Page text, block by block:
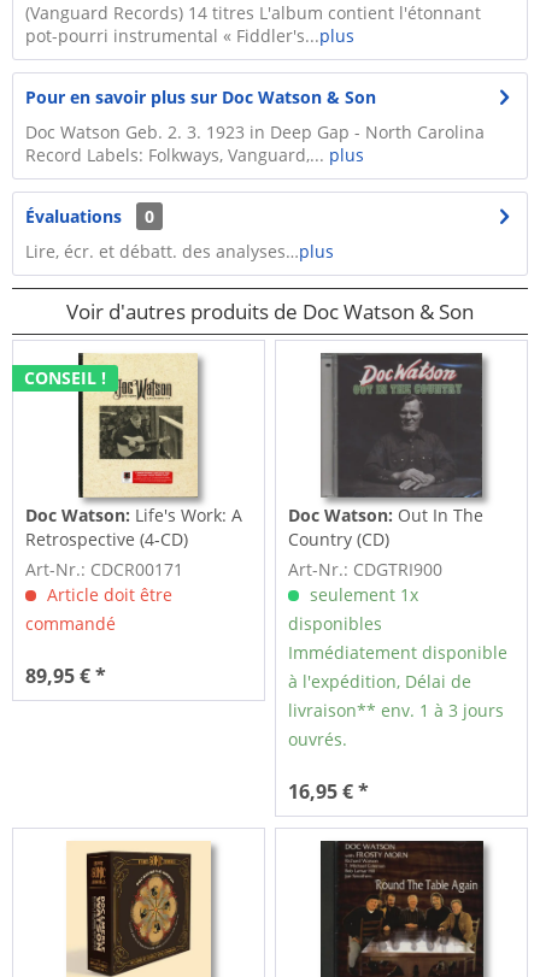
(Vanguard Records) 14 titres L'album contient l'étonnant
pot-pourri instrumental « Fiddler's...plus
Pour en savoir plus sur Doc Watson & Son
Doc Watson Geb. 2. 3. 1923 in Deep Gap - North Carolina
Record Labels: Folkways, Vanguard,... plus
Évaluations
0
Lire, écr. et débatt. des analyses…plus
Voir d'autres produits de Doc Watson & Son
CONSEIL !
Doc Watson: Life's Work: A
Retrospective (4-CD)
Art-Nr.: CDCR00171
Article doit être
commandé
89,95 € *
Doc Watson: Out In The
Country (CD)
Art-Nr.: CDGTRI900
seulement 1x
disponibles
Immédiatement disponible
à l'expédition, Délai de
livraison** env. 1 à 3 jours
ouvrés.
16,95 € *